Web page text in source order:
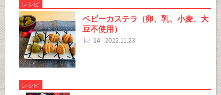
レシピ
ベビーカステラ（卵、乳、小麦、大
豆不使用）
14 2022.11.23
レシピ